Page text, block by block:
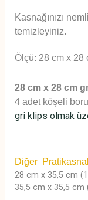
Kasnağınızı
temizleyiniz.
Ölçü: 28 cm x 28
28 cm x 28 cm
4 adet köşeli
gri klips olmak
Diğer
28 cm x 35,5 cm
35,5 cm x 35,5 cm